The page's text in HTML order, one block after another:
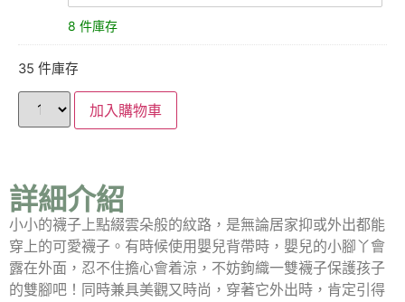
8 件庫存
35 件庫存
加入購物車
詳細介紹
小小的襪子上點綴雲朵般的紋路，是無論居家抑或外出都能
穿上的可愛襪子。有時候使用嬰兒背帶時，嬰兒的小腳丫會
露在外面，忍不住擔心會着涼，不妨鉤織一雙襪子保護孩子
的雙腳吧！同時兼具美觀又時尚，穿著它外出時，肯定引得